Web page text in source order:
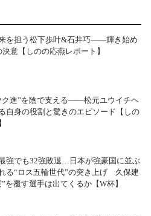
を担う松下歩叶&石井巧――輝き始め
意【しのの応燕レポート】
ク進”を陰で支える――松元ユウイチヘ
自身の役割と驚きのエピソード【しの
強でも32強敗退…日本が強豪国に並ぶ
る“ロス五輪世代”の突き上げ 久保建
を覆す選手は出てくるか【W杯】